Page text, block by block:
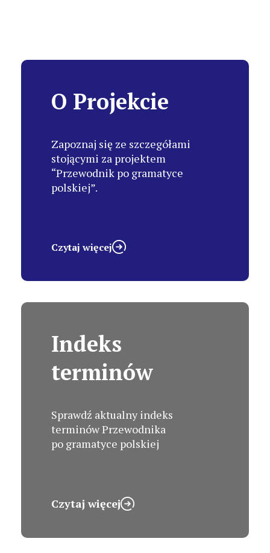
O Projekcie
Zapoznaj się ze szczegółami
stojącymi za projektem
“Przewodnik po gramatyce
polskiej”.
Czytaj więcej
Indeks
terminów
Sprawdź aktualny indeks
terminów Przewodnika
po gramatyce polskiej
Czytaj więcej